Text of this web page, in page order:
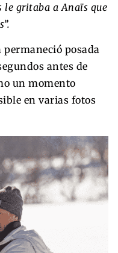
le gritaba a Anaïs que
posada
antes de
un momento
en varias fotos